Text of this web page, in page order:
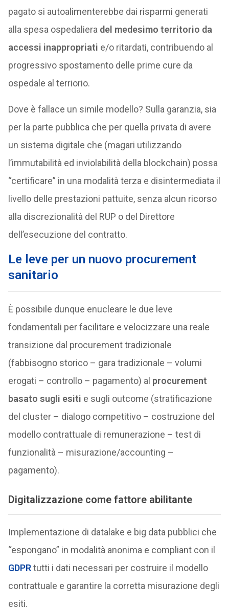
pagato si autoalimenterebbe dai risparmi generati
alla spesa ospedaliera del medesimo territorio da
accessi inappropriati e/o ritardati, contribuendo al
progressivo spostamento delle prime cure da
ospedale al terriorio.
Dove è fallace un simile modello? Sulla garanzia, sia
per la parte pubblica che per quella privata di avere
un sistema digitale che (magari utilizzando
l’immutabilità ed inviolabilità della blockchain) possa
“certificare” in una modalità terza e disintermediata il
livello delle prestazioni pattuite, senza alcun ricorso
alla discrezionalità del RUP o del Direttore
dell’esecuzione del contratto.
Le leve per un nuovo procurement
sanitario
È possibile dunque enucleare le due leve
fondamentali per facilitare e velocizzare una reale
transizione dal procurement tradizionale
(fabbisogno storico – gara tradizionale – volumi
erogati – controllo – pagamento) al procurement
basato sugli esiti e sugli outcome (stratificazione
del cluster – dialogo competitivo – costruzione del
modello contrattuale di remunerazione – test di
funzionalità – misurazione/accounting –
pagamento).
Digitalizzazione come fattore abilitante
Implementazione di datalake e big data pubblici che
“espongano” in modalità anonima e compliant con il
GDPRtutti i dati necessari per costruire il modello
contrattuale e garantire la corretta misurazione degli
esiti.